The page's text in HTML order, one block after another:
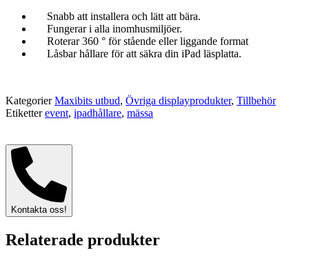
Snabb att installera och lätt att bära.
Fungerar i alla inomhusmiljöer.
Roterar 360 ° för stående eller liggande format
Låsbar hållare för att säkra din iPad läsplatta.
Kategorier Maxibits utbud, Övriga displayprodukter, Tillbehör
Etiketter event, ipadhållare, mässa
Kontakta oss!
Relaterade produkter